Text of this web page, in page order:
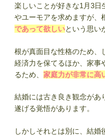
楽しいことが好きな1月3日
やユーモアを求めますが、
であって欲しいという思い
根が真面目な性格のため、
経済力を保てるほか、家事
るため、 家庭力が非常に高
結婚には古き良き観念があ
遂げる覚悟があります。
しかしそれとは別に、結